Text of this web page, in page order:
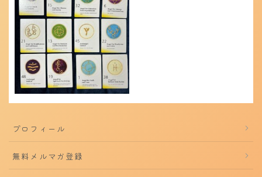
プロフィール
無料メルマガ登録